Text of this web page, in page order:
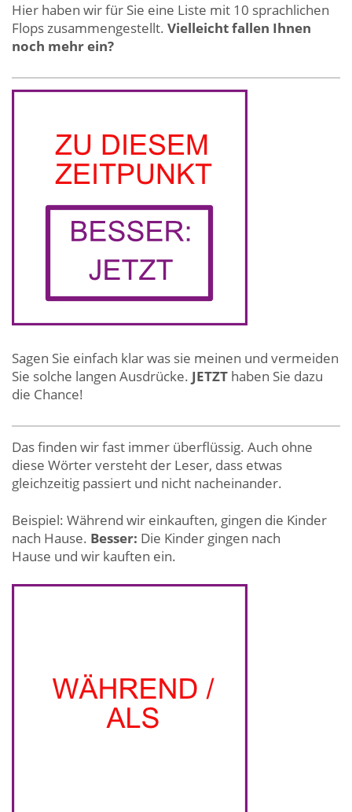
Hier haben wir für Sie eine Liste mit 10 sprachlichen
Flops zusammengestellt. Vielleicht fallen Ihnen
noch mehr ein?
Sagen Sie einfach klar was sie meinen und vermeiden
Sie solche langen Ausdrücke. JETZT haben Sie dazu
die Chance!
Das finden wir fast immer überflüssig. Auch ohne
diese Wörter versteht der Leser, dass etwas
gleichzeitig passiert und nicht nacheinander.
Beispiel: Während wir einkauften, gingen die Kinder
nach Hause. Besser: Die Kinder gingen nach
Hause und wir kauften ein.